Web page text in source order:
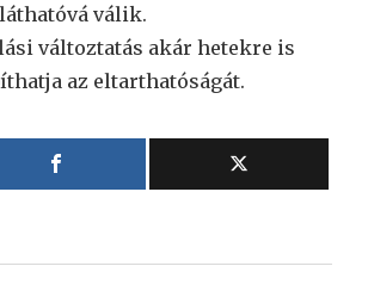
válik.
változtatás akár hetekre is
az eltarthatóságát.